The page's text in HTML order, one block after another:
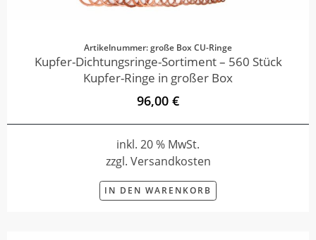
Artikelnummer: große Box CU-Ringe
Kupfer-Dichtungsringe-Sortiment – 560 Stück
Kupfer-Ringe in großer Box
96,00 €
inkl. 20 % MwSt.
zzgl. Versandkosten
IN DEN WARENKORB